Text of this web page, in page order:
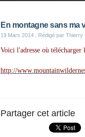
En montagne sans ma
19 Mars 2014 , Rédigé par Thierry
Voici l'adresse où
http://
Partager cet article